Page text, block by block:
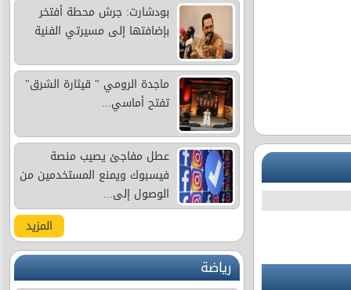
بودشارت: جرش محطة أفتخر
بإضافتها إلى مسيرتي الفنية
ماجدة الرومي " قيثارة الشرق"
تفتح أماسي...
عطل مفاجئ يصيب منصة
فيسبوك ويمنع المستخدمين من
الوصول إلى...
المزيد
رياضة